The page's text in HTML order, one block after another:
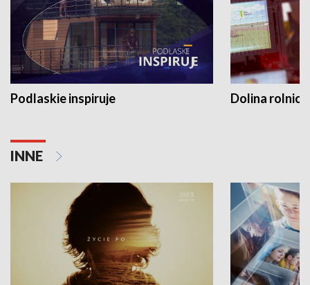
Podlaskie inspiruje Dolina
INNE